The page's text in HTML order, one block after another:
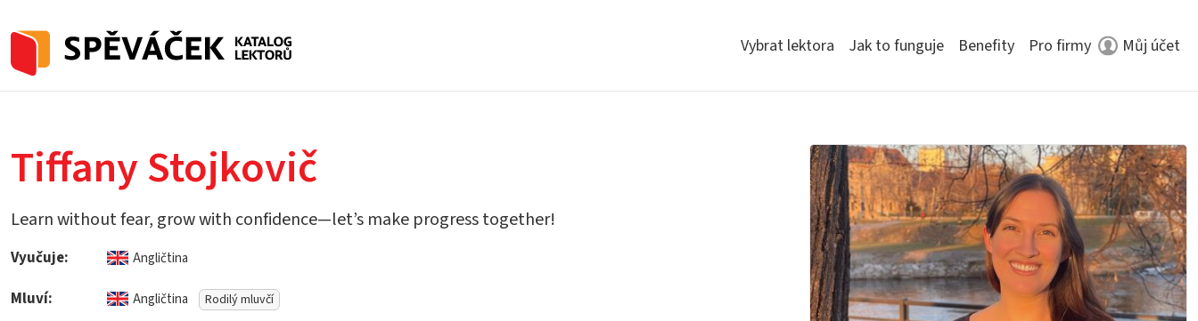
Vybrat lektora Jak to funguje Benefity Pro firmy Můj účet
Tiffany Stojkovič
Learn without fear, grow with confidence—let’s make progress together!
Vyučuje: Angličtina
Mluví: Angličtina Rodilý mluvčí